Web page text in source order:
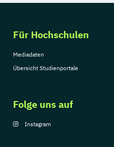
Für Hochschulen
Mediadaten
Übersicht Studienportale
Folge uns auf
Instagram